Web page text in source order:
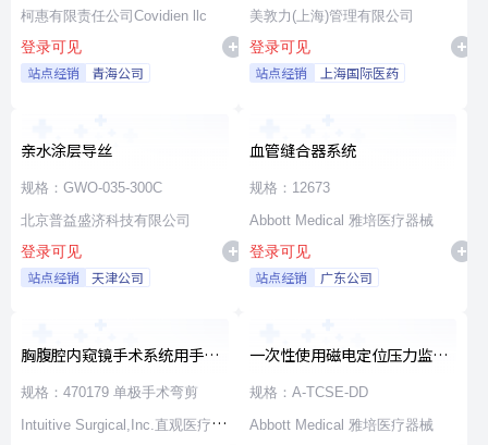
柯惠有限责任公司Covidien llc
登录可见
站点经销 青海公司
美敦力(上海)管理有限公司
登录可见
站点经销 上海国际医药
亲水涂层导丝
规格：GWO-035-300C
北京普益盛济科技有限公司
登录可见
站点经销 天津公司
血管缝合器系统
规格：12673
Abbott Medical 雅培医疗器械
登录可见
站点经销 广东公司
胸腹腔内窥镜手术系统用手术
器械
规格：470179 单极手术弯剪
Intuitive Surgical,Inc.直观医疗公
一次性使用磁电定位压力监测
消融导管
规格：A-TCSE-DD
Abbott Medical 雅培医疗器械